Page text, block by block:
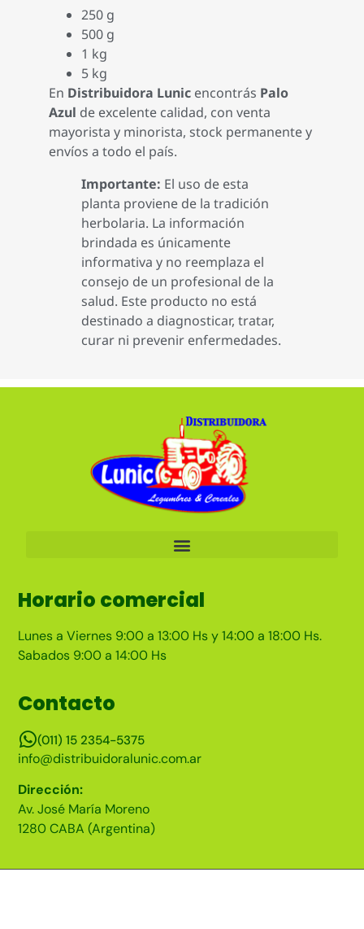
250 g
500 g
1 kg
5 kg
En Distribuidora Lunic encontrás Palo
Azul de excelente calidad, con venta
mayorista y minorista, stock permanente y
envíos a todo el país.
Importante: El uso de esta
planta proviene de la tradición
herbolaria. La información
brindada es únicamente
informativa y no reemplaza el
consejo de un profesional de la
salud. Este producto no está
destinado a diagnosticar, tratar,
curar ni prevenir enfermedades.
Horario comercial
Lunes a Viernes 9:00 a 13:00 Hs y 14:00 a 18:00 Hs.
Sabados 9:00 a 14:00 Hs
Contacto
(011) 15 2354-5375
info@distribuidoralunic.com.ar
Dirección:
Av. José María Moreno
1280 CABA (Argentina)